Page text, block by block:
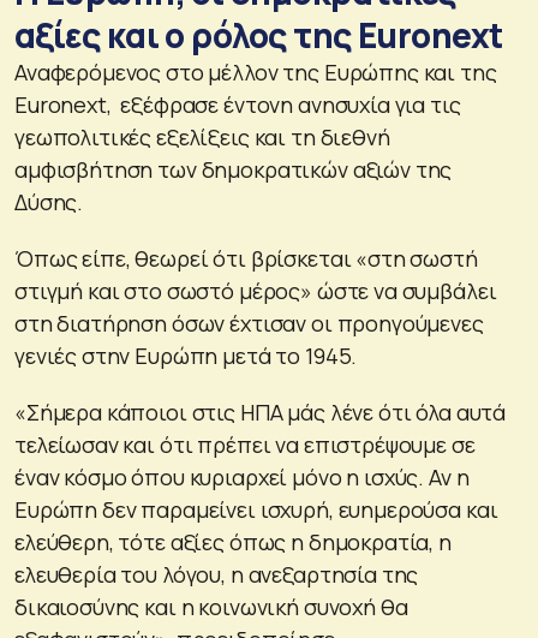
αξίες και ο ρόλος της Euronext
Αναφερόμενος στο μέλλον της Ευρώπης και της
Euronext, εξέφρασε έντονη ανησυχία για τις
γεωπολιτικές εξελίξεις και τη διεθνή
αμφισβήτηση των δημοκρατικών αξιών της
Δύσης.
Όπως είπε, θεωρεί ότι βρίσκεται «στη σωστή
στιγμή και στο σωστό μέρος» ώστε να συμβάλει
στη διατήρηση όσων έχτισαν οι προηγούμενες
γενιές στην Ευρώπη μετά το 1945.
«Σήμερα κάποιοι στις ΗΠΑ μάς λένε ότι όλα αυτά
τελείωσαν και ότι πρέπει να επιστρέψουμε σε
έναν κόσμο όπου κυριαρχεί μόνο η ισχύς. Αν η
Ευρώπη δεν παραμείνει ισχυρή, ευημερούσα και
ελεύθερη, τότε αξίες όπως η δημοκρατία, η
ελευθερία του λόγου, η ανεξαρτησία της
δικαιοσύνης και η κοινωνική συνοχή θα